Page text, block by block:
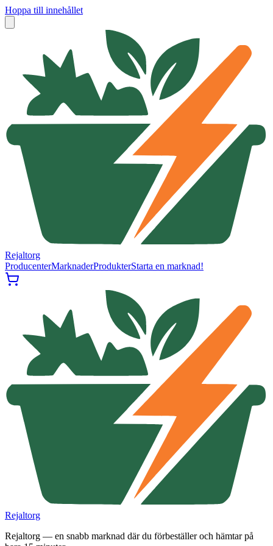
Hoppa till innehållet
Rejaltorg
ProducenterMarknaderProdukterStarta en marknad!
Rejaltorg
Rejaltorg — en snabb marknad där du förbeställer och hämtar på